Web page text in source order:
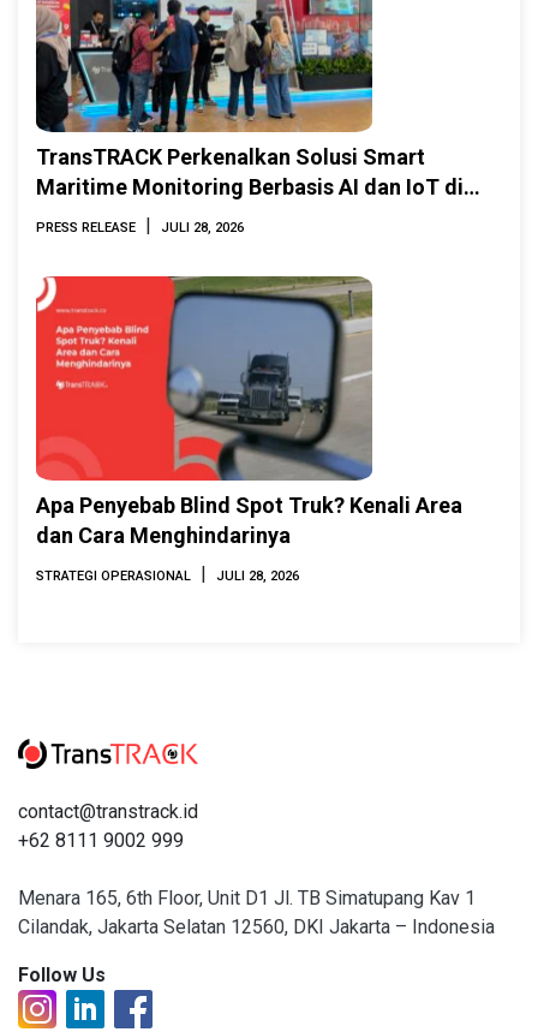
TransTRACK Perkenalkan Solusi Smart
Maritime Monitoring Berbasis AI dan IoT di
INAMARINE 2026
PRESS RELEASE | JULI 28, 2026
Apa Penyebab Blind Spot Truk? Kenali Area
dan Cara Menghindarinya
STRATEGI OPERASIONAL | JULI 28, 2026
contact@transtrack.id
+62 8111 9002 999
Menara 165, 6th Floor, Unit D1 Jl. TB Simatupang Kav 1
Cilandak, Jakarta Selatan 12560, DKI Jakarta – Indonesia
Follow Us